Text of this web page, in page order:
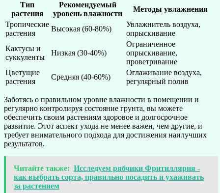
Тип
растения
Рекомендуемый
уровень влажности
Методы увлажнения
Тропические
растения
Высокая (60-80%)
Увлажнитель воздуха,
опрыскивание
Кактусы и
суккуленты
Низкая (30-40%)
Ограниченное
опрыскивание,
проветривание
Цветущие
растения
Средняя (40-60%)
Оглаживание воздуха,
регулярный полив
Заботясь о правильном уровне влажности в помещении и
регулярно контролируя состояние грунта, вы можете
обеспечить своим растениям здоровое и долгосрочное
развитие. Этот аспект ухода не менее важен, чем другие, и
требует внимательного подхода для достижения наилучших
результатов.
Читайте также: Исследуем рябчики Фритиллярия -
как выбрать сорта, правильно посадить и ухаживать
за растением